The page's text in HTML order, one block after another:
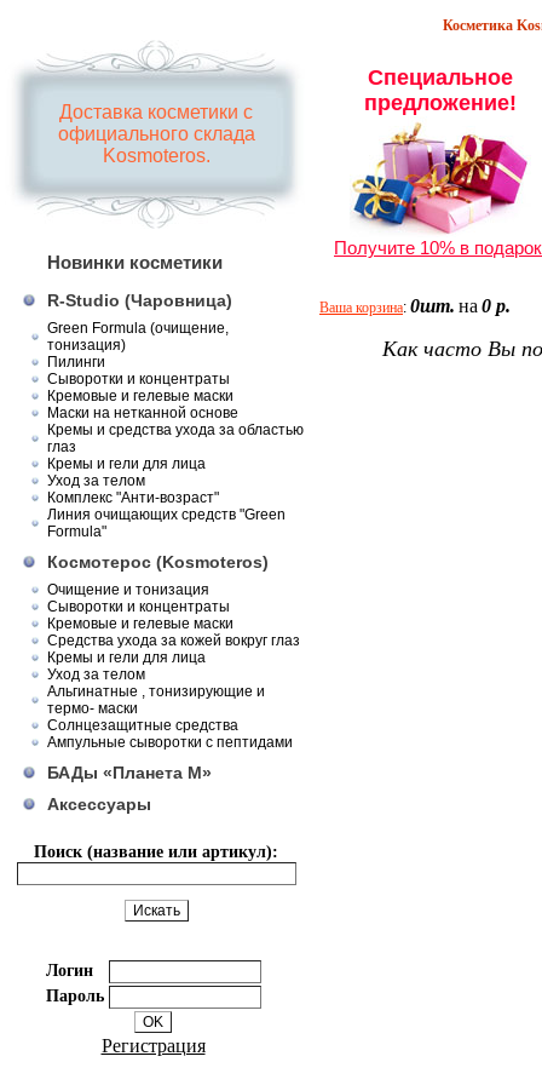
Косметика
Доставка косметики с
официального склада
Kosmoteros.
Новинки косметики
R-Studio (Чаровница)
Green Formula (очищение,
тонизация)
Пилинги
Сыворотки и концентраты
Кремовые и гелевые маски
Маски на нетканной основе
Кремы и средства ухода за областью
глаз
Кремы и гели для лица
Уход за телом
Комплекс "Анти-возраст"
Линия очищающих средств "Green
Formula"
Космотерос (Kosmoteros)
Очищение и тонизация
Сыворотки и концентраты
Кремовые и гелевые маски
Средства ухода за кожей вокруг глаз
Кремы и гели для лица
Уход за телом
Альгинатные , тонизирующие и
термо- маски
Солнцезащитные средства
Ампульные сыворотки с пептидами
БАДы «Планета М»
Аксессуары
Поиск (название или артикул):
Логин
Пароль
Регистрация
Специальное
предложение!
Получите 10% в
Ваша корзина: 0шт. на 0 р.
Как часто Вы